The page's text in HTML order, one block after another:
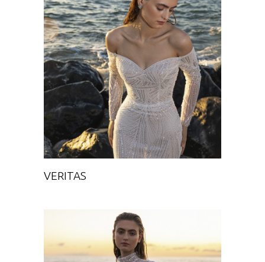
VERITAS
Chance
VERITAS